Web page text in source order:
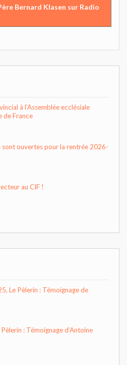
Bernard Klasen sur Radio
à l’Assemblée ecclésiale
de France
sont ouvertes pour la rentrée 2026-
au CIF !
Le Pèlerin : Témoignage de
: Témoignage d’Antoine